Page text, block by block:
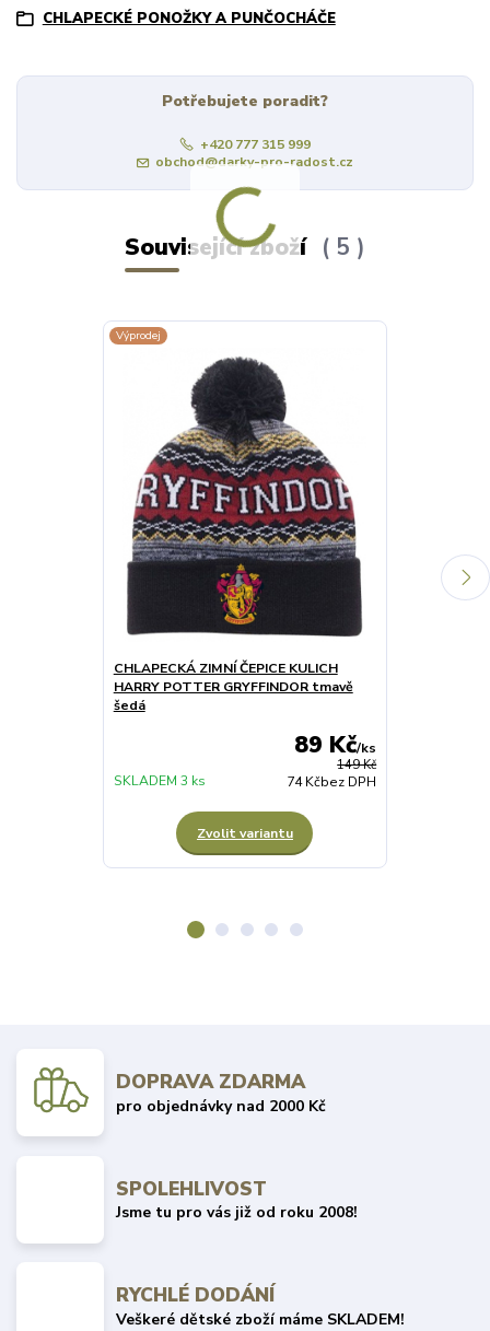
CHLAPECKÉ PONOŽKY A PUNČOCHÁČE
Potřebujete poradit?
+420 777 315 999
obchod@darky-pro-radost.cz
Související zboží 5
Výprodej
CHLAPECKÁ ZIMNÍ ČEPICE KULICH
HARRY POTTER GRYFFINDOR tmavě
šedá
149 Kč
89 Kč/ks
74 Kčbez DPH
SKLADEM 3 ks
Zvolit variantu
DOPRAVA ZDARMA
pro objednávky nad 2000 Kč
SPOLEHLIVOST
Jsme tu pro vás již od roku 2008!
RYCHLÉ DODÁNÍ
Veškeré dětské zboží máme SKLADEM!